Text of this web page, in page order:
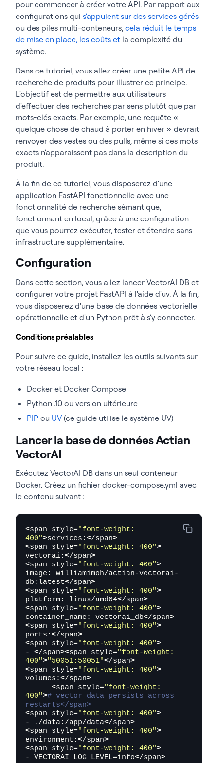
pour commencer à créer votre API. Par rapport aux
configurations qui s'appuient sur des services gérés
ou des piles multi-conteneurs, cela réduit le temps
de mise en place, les coûts et la complexité du
système.
Dans ce tutoriel, vous allez créer une petite API de
recherche de produits pour illustrer ce principe.
L'objectif est de permettre aux utilisateurs
d'effectuer des recherches par sens plutôt que par
mots-clés exacts. Par exemple, une requête «
quelque chose de chaud à porter en hiver » devrait
renvoyer des vestes ou des pulls, même si ces mots
exacts n'apparaissent pas dans la description du
produit.
À la fin de ce tutoriel, vous disposerez d'une
application FastAPI fonctionnelle avec une
fonctionnalité de recherche sémantique,
fonctionnant en local, grâce à une configuration
que vous pourrez exécuter, tester et étendre sans
infrastructure supplémentaire.
Configuration
Dans cette section, vous allez lancer VectorAI DB et
configurer votre projet FastAPI à l'aide d'uv. À la fin,
vous disposerez d'une base de données vectorielle
opérationnelle et d'un Python prêt à s'y connecter.
Conditions préalables
Pour suivre ce guide, installez les outils suivants sur
votre réseau local :
Docker et Docker Compose
Python .10 ou version ultérieure
PIP ou UV (ce guide utilise le système UV)
Lancer la base de données Actian
VectorAI
Exécutez VectorAI DB dans un seul conteneur
Docker. Créez un fichier docker-compose.yml avec
le contenu suivant :
<span style="font-weight:
400">services:</span>
<span style="font-weight: 400">
vectorai:</span>
<span style="font-weight: 400">
image: williamimoh/actian-vectorai-
db:latest</span>
<span style="font-weight: 400">
platform: linux/amd64</span>
<span style="font-weight: 400">
container_name: vectorai_db</span>
<span style="font-weight: 400">
ports:</span>
<span style="font-weight: 400">
- </span><span style="font-weight:
400">"50051:50051"</span>
<span style="font-weight: 400">
volumes:</span>
<span style="font-weight:
400"># vector data persists across
restarts</span>
<span style="font-weight: 400">
- ./data:/app/data</span>
<span style="font-weight: 400">
environment:</span>
<span style="font-weight: 400">
- VECTORAI_LOG_LEVEL=info</span>